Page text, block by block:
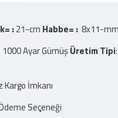
: 21-cm Habbe= : 8x11-mm
1000 Ayar GümüşÜretim Tipi
İmkanı
Seçeneği